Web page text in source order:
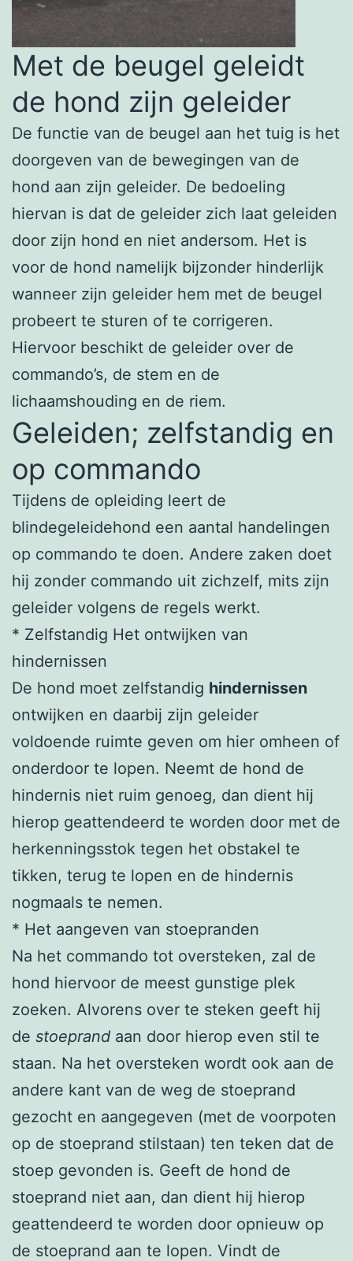
Met de beugel geleidt
de hond zijn geleider
De functie van de beugel aan het tuig is het
doorgeven van de bewegingen van de
hond aan zijn geleider. De bedoeling
hiervan is dat de geleider zich laat geleiden
door zijn hond en niet andersom. Het is
voor de hond namelijk bijzonder hinderlijk
wanneer zijn geleider hem met de beugel
probeert te sturen of te corrigeren.
Hiervoor beschikt de geleider over de
commando’s, de stem en de
lichaamshouding en de riem.
Geleiden; zelfstandig en
op commando
Tijdens de opleiding leert de
blindegeleidehond een aantal handelingen
op commando te doen. Andere zaken doet
hij zonder commando uit zichzelf, mits zijn
geleider volgens de regels werkt.
* Zelfstandig Het ontwijken van
hindernissen
De hond moet zelfstandig hindernissen
ontwijken en daarbij zijn geleider
voldoende ruimte geven om hier omheen of
onderdoor te lopen. Neemt de hond de
hindernis niet ruim genoeg, dan dient hij
hierop geattendeerd te worden door met de
herkenningsstok tegen het obstakel te
tikken, terug te lopen en de hindernis
nogmaals te nemen.
* Het aangeven van stoepranden
Na het commando tot oversteken, zal de
hond hiervoor de meest gunstige plek
zoeken. Alvorens over te steken geeft hij
de stoeprand aan door hierop even stil te
staan. Na het oversteken wordt ook aan de
andere kant van de weg de stoeprand
gezocht en aangegeven (met de voorpoten
op de stoeprand stilstaan) ten teken dat de
stoep gevonden is. Geeft de hond de
stoeprand niet aan, dan dient hij hierop
geattendeerd te worden door opnieuw op
de stoeprand aan te lopen. Vindt de